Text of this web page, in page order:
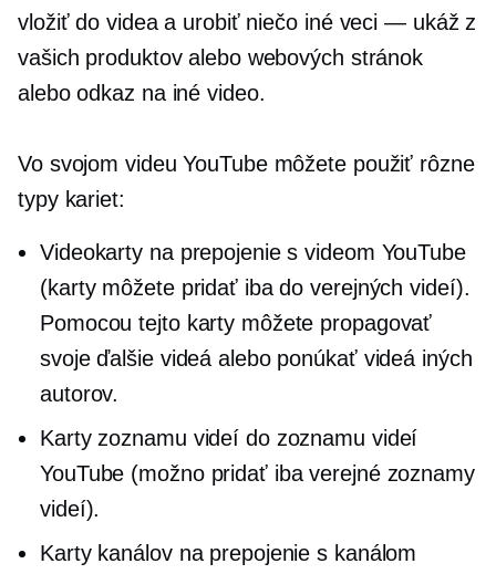
vložiť do videa a urobiť niečo iné veci — ukáž z
vašich produktov alebo webových stránok
alebo odkaz na iné video.
Vo svojom videu YouTube môžete použiť rôzne
typy kariet:
Videokarty na prepojenie s videom YouTube
(karty môžete pridať iba do verejných videí).
Pomocou tejto karty môžete propagovať
svoje ďalšie videá alebo ponúkať videá iných
autorov.
Karty zoznamu videí do zoznamu videí
YouTube (možno pridať iba verejné zoznamy
videí).
Karty kanálov na prepojenie s kanálom